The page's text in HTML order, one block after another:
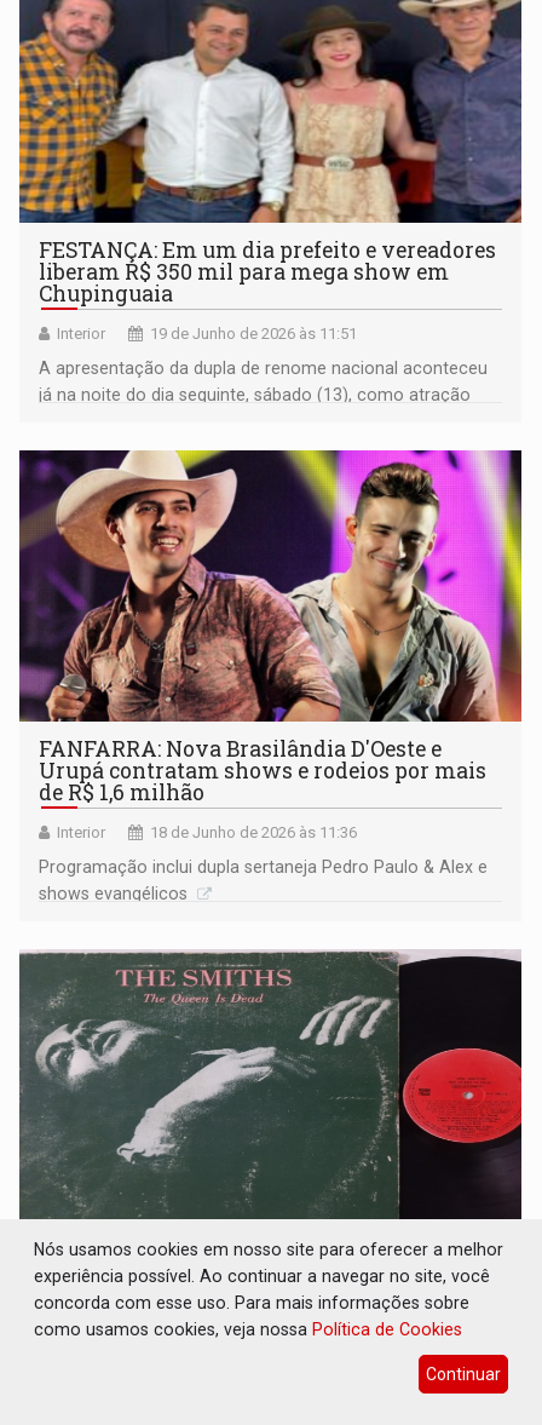
FESTANÇA: Em um dia prefeito e vereadores
liberam R$ 350 mil para mega show em
Chupinguaia
Interior 19 de Junho de 2026 às 11:51
A apresentação da dupla de renome nacional aconteceu
já na noite do dia seguinte, sábado (13), como atração
Chupinguaia'
FANFARRA: Nova Brasilândia D'Oeste e
Urupá contratam shows e rodeios por mais
de R$ 1,6 milhão
Interior 18 de Junho de 2026 às 11:36
Programação inclui dupla sertaneja Pedro Paulo & Alex e
shows evangélicos
THE QUEEN IS DEAD: Os 40 anos do disco
que definiu uma geração - Por Marcos Souza
Cultura 17 de Junho de 2026 às 14:35
O disco pode ser ouvido na íntegra no Spotify
Nós usamos cookies em nosso site para oferecer a melhor
experiência possível. Ao continuar a navegar no site, você
concorda com esse uso. Para mais informações sobre
como usamos cookies, veja nossa Política de Cookies
Continuar